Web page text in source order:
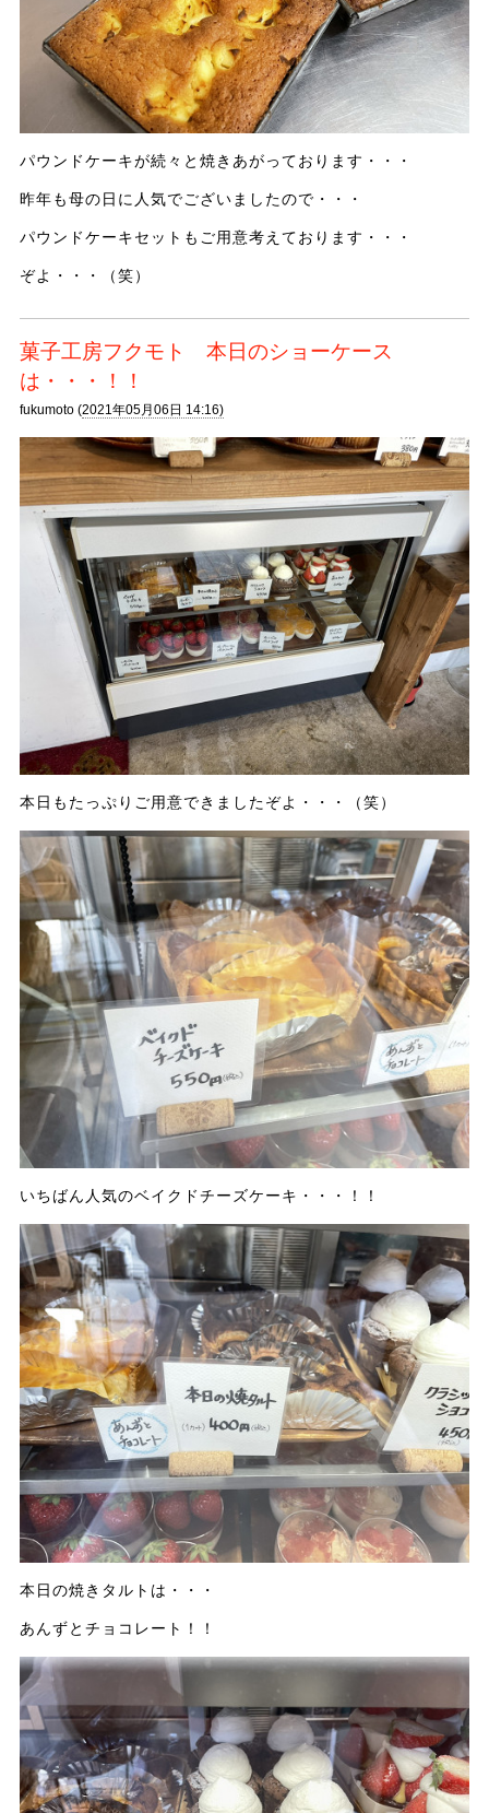
パウンドケーキが続々と焼きあがっております・・・
昨年も母の日に人気でございましたので・・・
パウンドケーキセットもご用意考えております・・・
ぞよ・・・（笑）
菓子工房フクモト 本日のショーケース
は・・・！！
fukumoto (2021年05月06日 14:16)
本日もたっぷりご用意できましたぞよ・・・（笑）
いちばん人気のベイクドチーズケーキ・・・！！
本日の焼きタルトは・・・
あんずとチョコレート！！